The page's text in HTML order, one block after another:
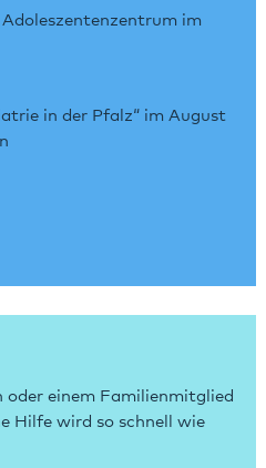
im
in der Pfalz“ im August
oder einem Familienmitglied
Hilfe wird so schnell wie